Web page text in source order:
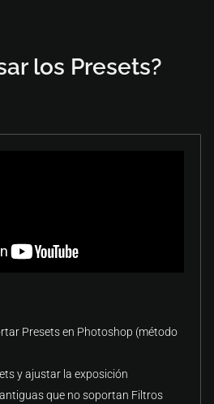
los Presets?
Presets en Photoshop (método
y ajustar la exposición
que no soportan Filtros